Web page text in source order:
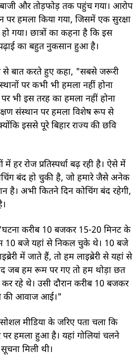
और तोड़फोड़ तक पहुंच गया। आरोप
हमला किया गया, जिसमें एक सुरक्षा
गया। छात्रों का कहना है कि इस
का बहुत नुकसान हुआ है।
बात करते हुए कहा, "सबसे जरूरी
पर कभी भी हमला नहीं होना
भी इस तरह का हमला नहीं होना
संस्थान पर हमला विशेष रूप से
इससे पूरे बिहार राज्य की छवि
हर रोज प्रतिस्पर्धा बढ़ रही है। ऐसे में
बंद हो चुकी है, जो हमारे जैसे अनेक
है। अभी कितने दिन कोचिंग बंद रहेगी,
करीब 10 बजकर 15-20 मिनट के
10 बजे यहां से निकल चुके थे। 10 बजे
में जाते हैं, तो हम लाइब्रेरी से यहां से
जब हम रूम पर गए तो हम थोड़ा छत
रहे थे। उसी दौरान करीब 10 बजकर
की आवाज आई।"
मीडिया के जरिए पता चला कि
हमला हुआ है। यहां गोलियां चलने
मिली थी।